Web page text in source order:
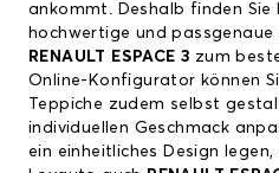
ankommt. Deshalb finden Sie
hochwertige und
RENAULT ESPACE 3 zum
Online-Konfigurator können
Teppiche zudem selbst
individuellen Geschmack
ein einheitliches Design